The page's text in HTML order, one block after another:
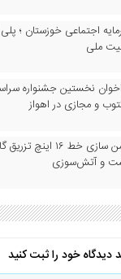
اجتماعی خوزستان ؛
ملی
نخستین جشنواره
و مجازی در اهواز
ایمن سازی خط ۱۶
و آتش‌سوزی
دیدگاه خود را ثبت کنید